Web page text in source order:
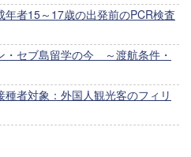
年者15～17歳の出発前のPCR検査
・セブ島留学の今 ～渡航条件・
種者対象：外国人観光客のフィリ